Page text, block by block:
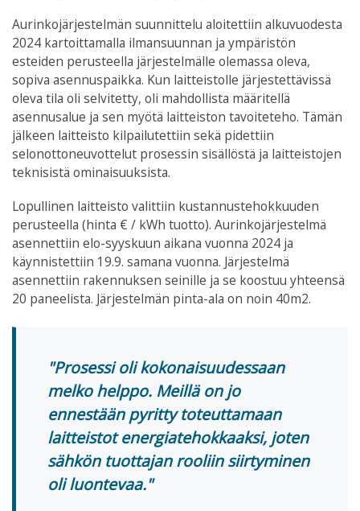
Aurinkojärjestelmän suunnittelu aloitettiin alkuvuodesta
2024 kartoittamalla ilmansuunnan ja ympäristön
esteiden perusteella järjestelmälle olemassa oleva,
sopiva asennuspaikka. Kun laitteistolle järjestettävissä
oleva tila oli selvitetty, oli mahdollista määritellä
asennusalue ja sen myötä laitteiston tavoiteteho. Tämän
jälkeen laitteisto kilpailutettiin sekä pidettiin
selonottoneuvottelut prosessin sisällöstä ja laitteistojen
teknisistä ominaisuuksista.
Lopullinen laitteisto valittiin kustannustehokkuuden
perusteella (hinta € / kWh tuotto). Aurinkojärjestelmä
asennettiin elo-syyskuun aikana vuonna 2024 ja
käynnistettiin 19.9. samana vuonna. Järjestelmä
asennettiin rakennuksen seinille ja se koostuu yhteensä
20 paneelista. Järjestelmän pinta-ala on noin 40m2.
Prosessi oli kokonaisuudessaan
melko helppo. Meillä on jo
ennestään pyritty toteuttamaan
laitteistot energiatehokkaaksi, joten
sähkön tuottajan rooliin siirtyminen
oli luontevaa.